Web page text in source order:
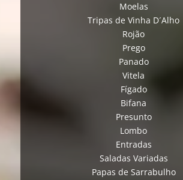
Moelas
Tripas de Vinha D´Alho
Rojão
Prego
Panado
Vitela
Fígado
Bifana
Presunto
Lombo
Entradas
Saladas Variadas
Papas de Sarrabulho